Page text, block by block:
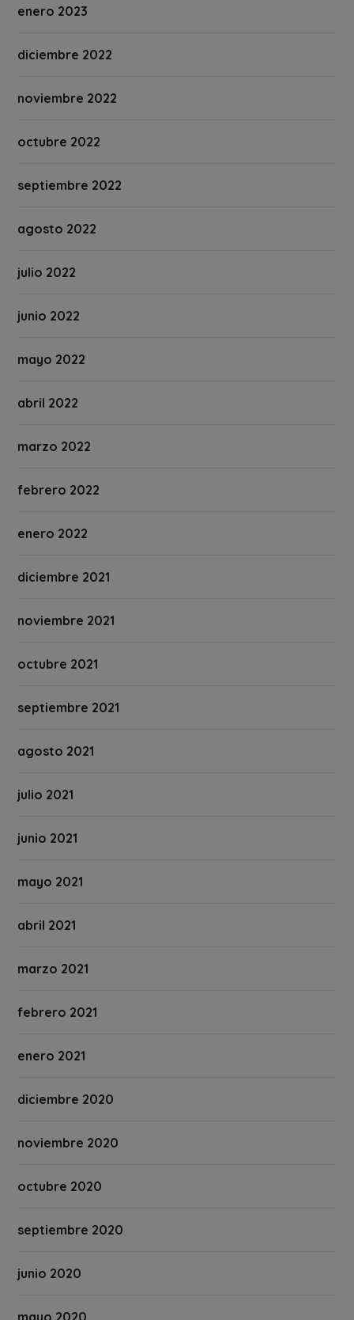
enero 2023
diciembre 2022
noviembre 2022
octubre 2022
septiembre 2022
agosto 2022
julio 2022
junio 2022
mayo 2022
abril 2022
marzo 2022
febrero 2022
enero 2022
diciembre 2021
noviembre 2021
octubre 2021
septiembre 2021
agosto 2021
julio 2021
junio 2021
mayo 2021
abril 2021
marzo 2021
febrero 2021
enero 2021
diciembre 2020
noviembre 2020
octubre 2020
septiembre 2020
junio 2020
mayo 2020